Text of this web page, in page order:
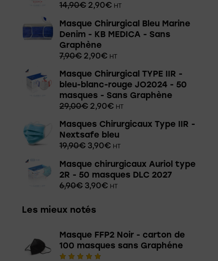
14,90€ 2,90€ HT
Masque Chirurgical Bleu Marine
Denim - KB MEDICA - Sans
Graphène
7,90€ 2,90€ HT
Masque Chirurgical TYPE IIR -
bleu-blanc-rouge JO2024 - 50
masques - Sans Graphène
29,00€ 2,90€ HT
Masques Chirurgicaux Type IIR -
Nextsafe bleu
19,90€ 3,90€ HT
Masque chirurgicaux Auriol type
2R - 50 masques DLC 2027
6,90€ 3,90€ HT
Les mieux notés
Masque FFP2 Noir - carton de
100 masques sans Graphéne